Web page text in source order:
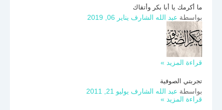
ما أكرمك يا أبا بكر وأتقاك
بواسطة عبد الله الشارف يناير 06, 2019
قراءة المزيد »
تجربتي الصوفية
بواسطة عبد الله الشارف يوليو 21, 2011
قراءة المزيد »